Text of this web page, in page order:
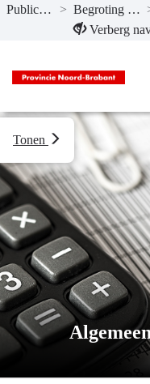
Naar hoofdinhoud
Publicaties > Begroting 2024
Verberg
Tonen